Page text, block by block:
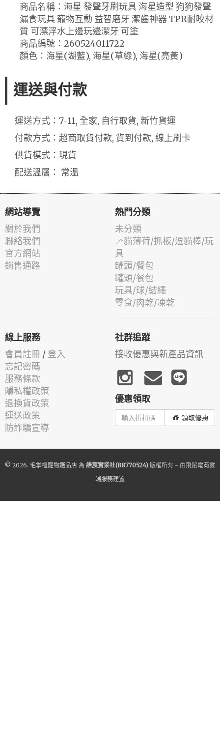
商品名稱：海星 發聲牙刷玩具 海星造型 狗狗發聲
漏食玩具 寵物互動 益智磨牙 潔齒神器 TPR耐咬材
質 可漂浮水上邊玩邊潔牙 可塗
商品編號：260524011722
顏色：海星(湖藍), 海星(草綠), 海星(亮黃)
運送與付款
運送方式：7-11, 全家, 自行取貨, 新竹貨運
付款方式：超商取貨付款, 貨到付款, 線上刷卡
供貨模式：現貨
配送溫層： 常溫
網站導覽
關於我們
聯絡我們
官方網站
銷售通路
熱門分類
未分類
🦯貓薄荷/抓板/逗貓棒/玩
具
罐頭/餐包
罐頭/餐包
玩具/球/結繩
零食/肉乾/凍乾
線上服務
會員註冊 / 登入
忘記密碼
服務條款
隱私權政策
退換貨政策
運送政策
防詐騙宣導
社群追蹤
接收優惠與新產品資訊
優惠領取
領取優惠
© 2026. 毛掌櫃寵物選品店 為 語宸實業社(88770524) 版權所有 - 由飛鼠電商雲
端服務建置